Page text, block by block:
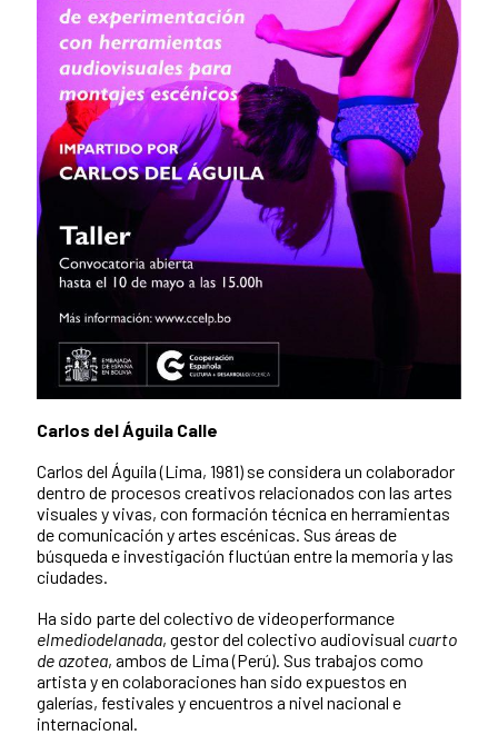
Carlos del Águila Calle
Carlos del Águila (Lima, 1981) se considera un colaborador
dentro de procesos creativos relacionados con las artes
visuales y vivas, con formación técnica en herramientas
de comunicación y artes escénicas. Sus áreas de
búsqueda e investigación fluctúan entre la memoria y las
ciudades.
Ha sido parte del colectivo de videoperformance
elmediodelanada, gestor del colectivo audiovisual cuarto
de azotea, ambos de Lima (Perú). Sus trabajos como
artista y en colaboraciones han sido expuestos en
galerías, festivales y encuentros a nivel nacional e
internacional.